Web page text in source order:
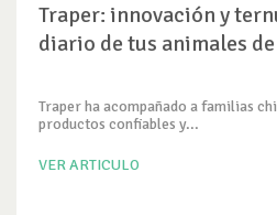
Traper: innovación y
diario de tus animales
Traper ha acompañado a familias
productos confiables y...
VER ARTICULO